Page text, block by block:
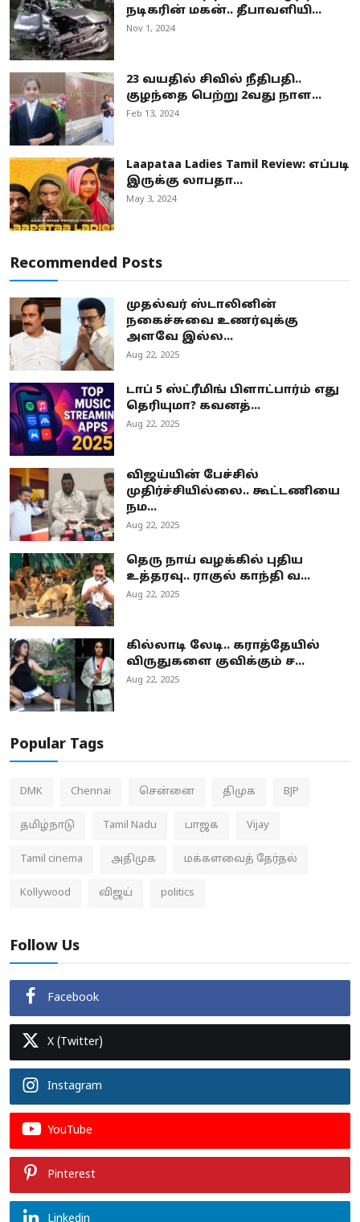
நடிகரின் மகன்.. தீபாவளியி...
Nov 1, 2024
23 வயதில் சிவில் நீதிபதி..
குழந்தை பெற்று 2வது நாள...
Feb 13, 2024
Laapataa Ladies Tamil Review: எப்படி
இருக்கு லாபதா...
May 3, 2024
Recommended Posts
முதல்வர் ஸ்டாலினின்
நகைச்சுவை உணர்வுக்கு
அளவே இல்ல...
Aug 22, 2025
டாப் 5 ஸ்ட்ரீமிங் பிளாட்பார்ம் எது
தெரியுமா? கவனத்...
Aug 22, 2025
விஜய்யின் பேச்சில்
முதிர்ச்சியில்லை.. கூட்டணியை
நம...
Aug 22, 2025
தெரு நாய் வழக்கில் புதிய
உத்தரவு.. ராகுல் காந்தி வ...
Aug 22, 2025
கில்லாடி லேடி.. கராத்தேயில்
விருதுகளை குவிக்கும் ச...
Aug 22, 2025
Popular Tags
DMK Chennai சென்னை திமுக BJP
தமிழ்நாடு Tamil Nadu பாஜக Vijay
Tamil cinema அதிமுக மக்களவைத் தேர்தல்
Kollywood விஜய் politics
Follow Us
Facebook
X (Twitter)
Instagram
YouTube
Pinterest